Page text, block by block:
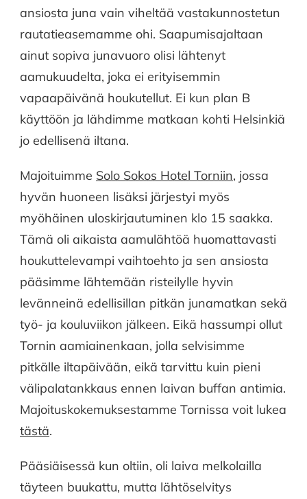
ansiosta juna vain viheltää vastakunnostetun
rautatieasemamme ohi. Saapumisajaltaan
ainut sopiva junavuoro olisi lähtenyt
aamukuudelta, joka ei erityisemmin
vapaapäivänä houkutellut. Ei kun plan B
käyttöön ja lähdimme matkaan kohti Helsinkiä
jo edellisenä iltana.
Majoituimme Solo Sokos Hotel Torniin, jossa
hyvän huoneen lisäksi järjestyi myös
myöhäinen uloskirjautuminen klo 15 saakka.
Tämä oli aikaista aamulähtöä huomattavasti
houkuttelevampi vaihtoehto ja sen ansiosta
pääsimme lähtemään risteilylle hyvin
levänneinä edellisillan pitkän junamatkan sekä
työ- ja kouluviikon jälkeen. Eikä hassumpi ollut
Tornin aamiainenkaan, jolla selvisimme
pitkälle iltapäivään, eikä tarvittu kuin pieni
välipalatankkaus ennen laivan buffan antimia.
Majoituskokemuksestamme Tornissa voit lukea
tästä.
Pääsiäisessä kun oltiin, oli laiva melkolailla
täyteen buukattu, mutta lähtöselvitys